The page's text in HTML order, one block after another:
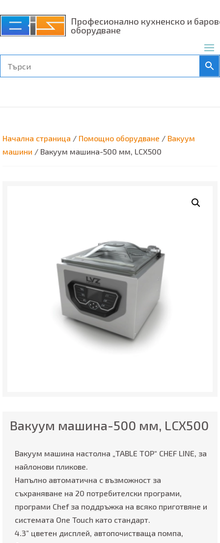
Професионално кухненско и
оборудване
Начална страница / Помощно оборудване / Вакуум
машини / Вакуум машина-500 мм, LCX500
Вакуум машина-500 мм, LCX500
Вакуум машина настолна „TABLE TOP“ CHEF LINE, за
найлонови пликове.
Напълно автоматична с възможност за
съхраняване на 20 потребителски програми,
програми Chef за поддръжка на всяко приготвяне и
системата One Touch като стандарт.
4.3” цветен дисплей, автопочистваща помпа,